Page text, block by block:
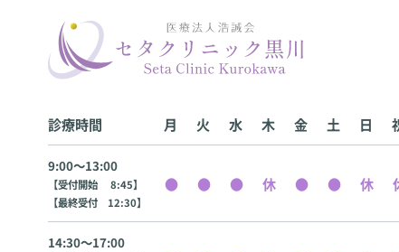
診療時間 月 火 水 木 金 土 日
9:00〜13:00
【受付開始 8:45】
【最終受付 12:30】
14:30〜17:00